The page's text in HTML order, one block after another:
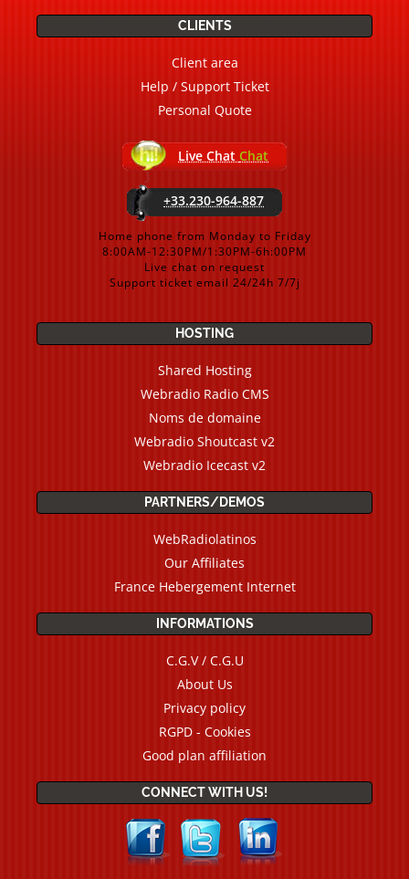
CLIENTS
Client area
Help / Support Ticket
Personal Quote
Live Chat Chat
+33.230-964-887
Home phone from Monday to Friday
8:00AM-12:30PM/1:30PM-6h:00PM
Live chat on request
Support ticket email 24/24h 7/7j
HOSTING
Shared Hosting
Webradio Radio CMS
Noms de domaine
Webradio Shoutcast v2
Webradio Icecast v2
PARTNERS/DEMOS
WebRadiolatinos
Our Affiliates
France Hebergement Internet
INFORMATIONS
C.G.V / C.G.U
About Us
Privacy policy
RGPD - Cookies
Good plan affiliation
CONNECT WITH US!